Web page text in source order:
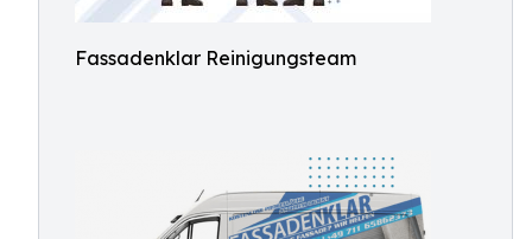
Fassadenklar Reinigungsteam